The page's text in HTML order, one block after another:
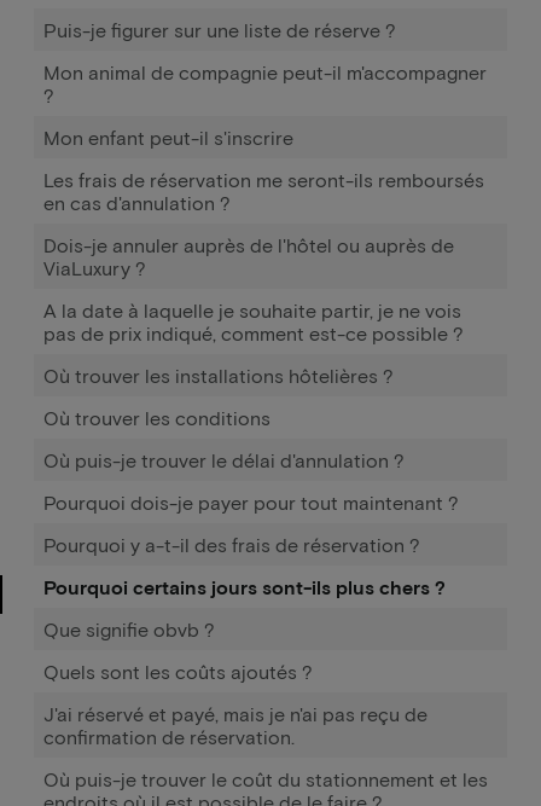
Puis-je figurer sur une liste de réserve ?
Mon animal de compagnie peut-il m'accompagner
?
Mon enfant peut-il s'inscrire
Les frais de réservation me seront-ils remboursés
en cas d'annulation ?
Dois-je annuler auprès de l'hôtel ou auprès de
ViaLuxury ?
A la date à laquelle je souhaite partir, je ne vois
pas de prix indiqué, comment est-ce possible ?
Où trouver les installations hôtelières ?
Où trouver les conditions
Où puis-je trouver le délai d'annulation ?
Pourquoi dois-je payer pour tout maintenant ?
Pourquoi y a-t-il des frais de réservation ?
Pourquoi certains jours sont-ils plus chers ?
Que signifie obvb ?
Quels sont les coûts ajoutés ?
J'ai réservé et payé, mais je n'ai pas reçu de
confirmation de réservation.
Où puis-je trouver le coût du stationnement et les